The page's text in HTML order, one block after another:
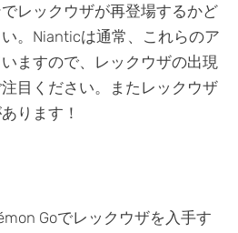
レックウザが再登場するかど
。Nianticは通常、これらのア
ますので、レックウザの出現
目ください。またレックウザ
ります！
Goでレックウザを入手す